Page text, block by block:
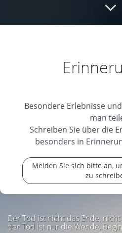
Ihre
Wir
Du bleibst in liebevoller
weiterlesen
29.04.2026
29.04.2026
Besondere Erlebnisse
man
Schreiben Sie über die
besonders in
Melden Sie sich bitte an,
zu
Der Tod ist nicht das Ende,
der Tod ist nur die Wende,